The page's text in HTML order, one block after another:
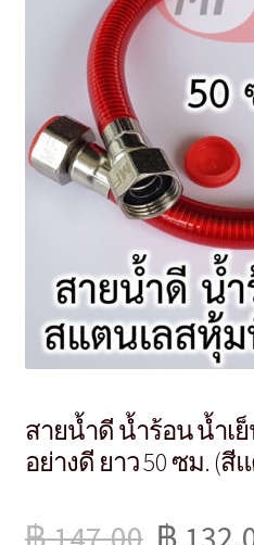
สายน้ำดี น้ำร้อน น้ำเ
อย่างดี ยาว 50 ซม. (สี